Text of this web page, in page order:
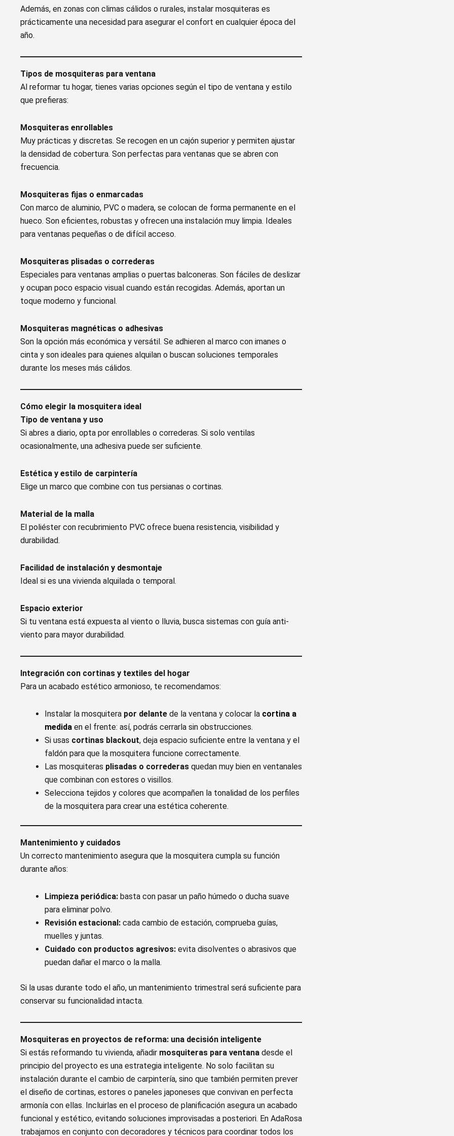
Además, en zonas con climas cálidos o rurales, instalar mosquiteras es
prácticamente una necesidad para asegurar el confort en cualquier época del
año.
Tipos de mosquiteras para ventana
Al reformar tu hogar, tienes varias opciones según el tipo de ventana y estilo
que prefieras:
Mosquiteras enrollables
Muy prácticas y discretas. Se recogen en un cajón superior y permiten ajustar
la densidad de cobertura. Son perfectas para ventanas que se abren con
frecuencia.
Mosquiteras fijas o enmarcadas
Con marco de aluminio, PVC o madera, se colocan de forma permanente en el
hueco. Son eficientes, robustas y ofrecen una instalación muy limpia. Ideales
para ventanas pequeñas o de difícil acceso.
Mosquiteras plisadas o correderas
Especiales para ventanas amplias o puertas balconeras. Son fáciles de deslizar
y ocupan poco espacio visual cuando están recogidas. Además, aportan un
toque moderno y funcional.
Mosquiteras magnéticas o adhesivas
Son la opción más económica y versátil. Se adhieren al marco con imanes o
cinta y son ideales para quienes alquilan o buscan soluciones temporales
durante los meses más cálidos.
Cómo elegir la mosquitera ideal
Tipo de ventana y uso
Si abres a diario, opta por enrollables o correderas. Si solo ventilas
ocasionalmente, una adhesiva puede ser suficiente.
Estética y estilo de carpintería
Elige un marco que combine con tus persianas o cortinas.
Material de la malla
El poliéster con recubrimiento PVC ofrece buena resistencia, visibilidad y
durabilidad.
Facilidad de instalación y desmontaje
Ideal si es una vivienda alquilada o temporal.
Espacio exterior
Si tu ventana está expuesta al viento o lluvia, busca sistemas con guía anti-
viento para mayor durabilidad.
Integración con cortinas y textiles del hogar
Para un acabado estético armonioso, te recomendamos:
Instalar la mosquitera por delante de la ventana y colocar la cortina a
medida en el frente: así, podrás cerrarla sin obstrucciones.
Si usas cortinas blackout, deja espacio suficiente entre la ventana y el
faldón para que la mosquitera funcione correctamente.
Las mosquiteras plisadas o correderas quedan muy bien en ventanales
que combinan con estores o visillos.
Selecciona tejidos y colores que acompañen la tonalidad de los perfiles
de la mosquitera para crear una estética coherente.
Mantenimiento y cuidados
Un correcto mantenimiento asegura que la mosquitera cumpla su función
durante años:
Limpieza periódica: basta con pasar un paño húmedo o ducha suave
para eliminar polvo.
Revisión estacional: cada cambio de estación, comprueba guías,
muelles y juntas.
Cuidado con productos agresivos: evita disolventes o abrasivos que
puedan dañar el marco o la malla.
Si la usas durante todo el año, un mantenimiento trimestral será suficiente para
conservar su funcionalidad intacta.
Mosquiteras en proyectos de reforma: una decisión inteligente
Si estás reformando tu vivienda, añadir mosquiteras para ventana desde el
principio del proyecto es una estrategia inteligente. No solo facilitan su
instalación durante el cambio de carpintería, sino que también permiten prever
el diseño de cortinas, estores o paneles japoneses que convivan en perfecta
armonía con ellas. Incluirlas en el proceso de planificación asegura un acabado
funcional y estético, evitando soluciones improvisadas a posteriori. En AdaRosa
trabajamos en conjunto con decoradores y técnicos para coordinar todos los